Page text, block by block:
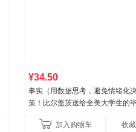
¥34.50
事实（用数据思考，避免情绪化
策！比尔盖茨送给全美大学生的
书！）读客经管文库
加入购物车 收藏